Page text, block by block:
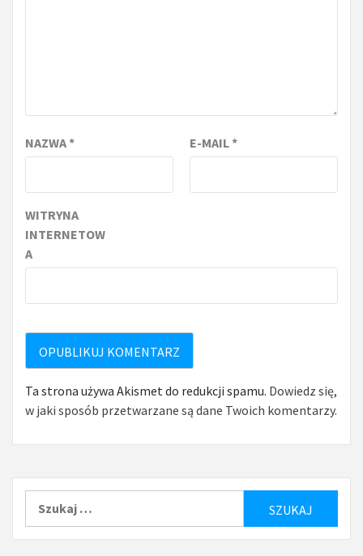
NAZWA* E-MAIL*
WITRYNA
INTERNETOW
A
Ta strona używa Akismet do redukcji spamu. Dowiedz się,
w jaki sposób przetwarzane są dane Twoich komentarzy.